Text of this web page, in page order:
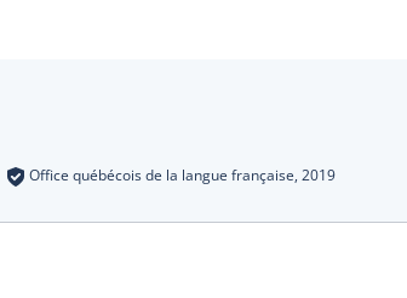
Office québécois de la langue française, 2019